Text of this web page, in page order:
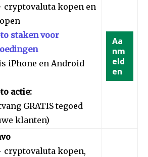
cryptovaluta kopen en
staken voor
iPhone en Android
actie:
GRATIS tegoed
klanten)
Aa
nm
eld
en
cryptovaluta kopen,